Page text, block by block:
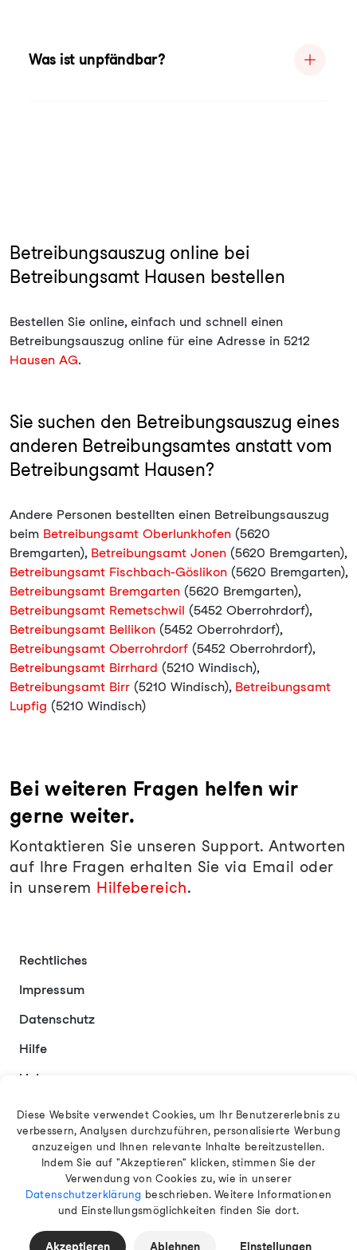
Was ist unpfändbar?
Betreibungsauszug online bei
Betreibungsamt Hausen bestellen
Bestellen Sie online, einfach und schnell einen
Betreibungsauszug online für eine Adresse in 5212
Hausen AG.
Sie suchen den Betreibungsauszug eines
anderen Betreibungsamtes anstatt vom
Betreibungsamt Hausen?
Andere Personen bestellten einen Betreibungsauszug
beim Betreibungsamt Oberlunkhofen (5620
Bremgarten), Betreibungsamt Jonen (5620 Bremgarten),
Betreibungsamt Fischbach-Göslikon (5620 Bremgarten),
Betreibungsamt Bremgarten (5620 Bremgarten),
Betreibungsamt Remetschwil (5452 Oberrohrdorf),
Betreibungsamt Bellikon (5452 Oberrohrdorf),
Betreibungsamt Oberrohrdorf (5452 Oberrohrdorf),
Betreibungsamt Birrhard (5210 Windisch),
Betreibungsamt Birr (5210 Windisch), Betreibungsamt
Lupfig (5210 Windisch)
Bei weiteren Fragen helfen wir
gerne weiter.
Kontaktieren Sie unseren Support. Antworten
auf Ihre Fragen erhalten Sie via Email oder
in unserem Hilfebereich.
Rechtliches
Impressum
Datenschutz
Hilfe
Links
Kontakt
Deutsch
© 2026 EAMT GmbH
Diese Website verwendet Cookies, um Ihr Benutzererlebnis zu
verbessern, Analysen durchzuführen, personalisierte Werbung
anzuzeigen und Ihnen relevante Inhalte bereitzustellen.
Indem Sie auf "Akzeptieren" klicken, stimmen Sie der
Verwendung von Cookies zu, wie in unserer
Datenschutzerklärung beschrieben. Weitere Informationen
und Einstellungsmöglichkeiten finden Sie dort.
Akzeptieren Ablehnen Einstellungen